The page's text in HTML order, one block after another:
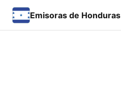
Emisoras de Honduras